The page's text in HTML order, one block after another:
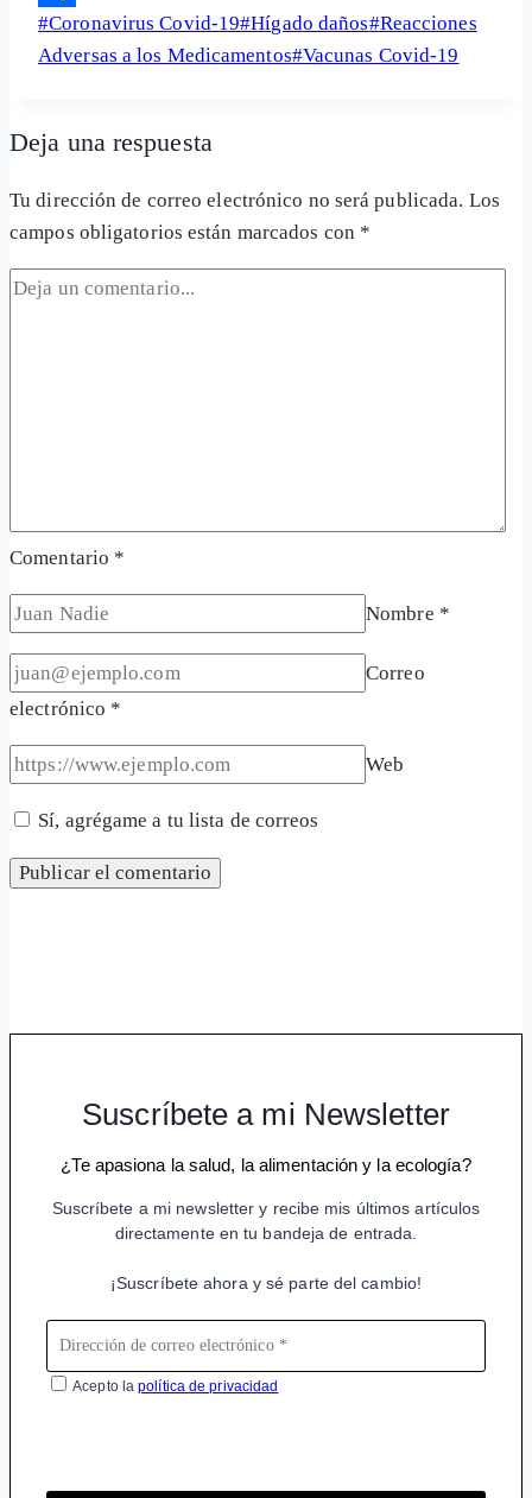
Share
Etiquetas
de
#Coronavirus Covid-19#Hígado daños#Reacciones
Adversas a los Medicamentos#Vacunas Covid-19
Deja una respuesta
Tu dirección de correo electrónico no será publicada. Los
campos obligatorios están marcados con *
Comentario *
Nombre *
Correo
electrónico *
Web
Sí, agrégame a tu lista de correos
Suscríbete a mi Newsletter
¿Te apasiona la salud, la alimentación y la ecología?
Suscríbete a mi newsletter y recibe mis últimos artículos
directamente en tu bandeja de entrada.
¡Suscríbete ahora y sé parte del cambio!
Acepto lapolítica de privacidad